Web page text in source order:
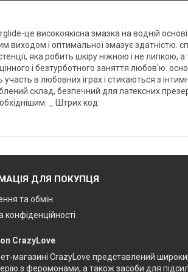
це високоякісна змазка на водній
виходом і оптимальної змазує здатністю.
яка робить шкіру ніжною і не
і безтурботного заняття любов'ю.
участь в любовних іграх і стикаються з
склад, безпечний для латексних
_ Штрих код:
ДЛЯ ПОКУПЦЯ
та обмін
конфіденційності
CrazyLove
магазині CrazyLove представлений
з феромонами, а також засоби для